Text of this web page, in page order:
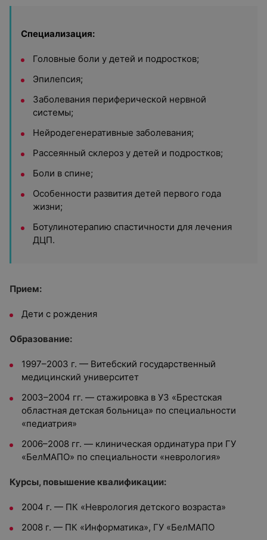
Специализация:
Головные боли у детей и подростков;
Эпилепсия;
Заболевания периферической нервной
системы;
Нейродегенеративные заболевания;
Рассеянный склероз у детей и подростков;
Боли в спине;
Особенности развития детей первого года
жизни;
Ботулинотерапию спастичности для лечения
ДЦП.
Прием:
Дети с рождения
Образование:
1997–2003 г. — Витебский государственный
медицинский университет
2003–2004 гг. — стажировка в УЗ «Брестская
областная детская больница» по специальности
«педиатрия»
2006–2008 гг. — клиническая ординатура при ГУ
«БелМАПО» по специальности «неврология»
Курсы, повышение квалификации:
2004 г. — ПК «Неврология детского возраста»
2008 г. — ПК «Информатика», ГУ «БелМАПО